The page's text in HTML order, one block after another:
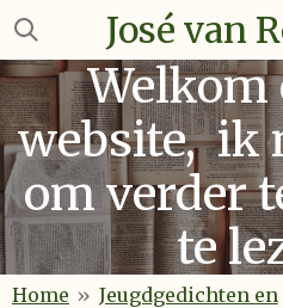
Ga
naar
de
hoofdinhoud
José van
website, ik
om verder
te
Home » Jeugdgedichten en